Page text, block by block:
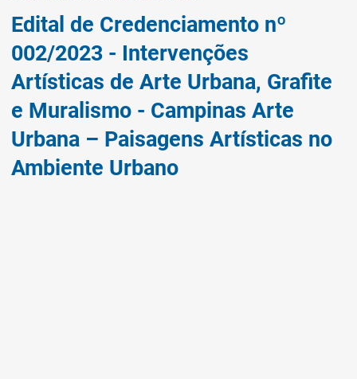
Edital de Credenciamento nº
002/2023 - Intervenções
Artísticas de Arte Urbana, Grafite
e Muralismo - Campinas Arte
Urbana – Paisagens Artísticas no
Ambiente Urbano